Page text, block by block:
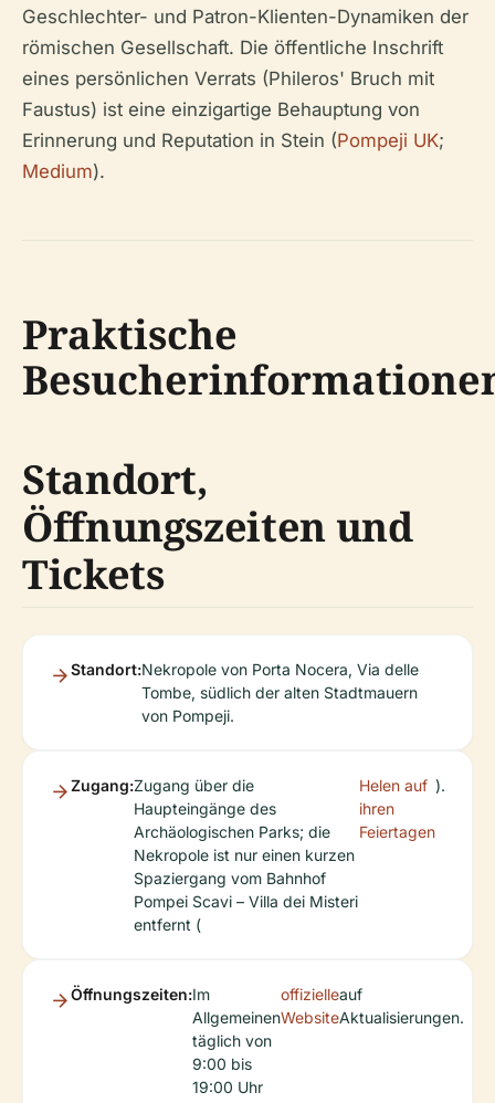
Geschlechter- und Patron-Klienten-Dynamiken der
römischen Gesellschaft. Die öffentliche Inschrift
eines persönlichen Verrats (Phileros' Bruch mit
Faustus) ist eine einzigartige Behauptung von
Erinnerung und Reputation in Stein (Pompeji UK;
Medium).
Praktische
Standort,
Öffnungszeiten und
Tickets
Standort:Nekropole von Porta Nocera, Via delle
Tombe, südlich der alten Stadtmauern
von Pompeji.
Zugang:Zugang über die
Haupteingänge des
Archäologischen Parks; die
Nekropole ist nur einen kurzen
Spaziergang vom Bahnhof
Pompei Scavi – Villa dei Misteri
entfernt (
Helen auf
ihren
Feiertagen
).
Öffnungszeiten:Im
Allgemeinen
täglich von
9:00 bis
19:00 Uhr
offizielle
Website
auf
Aktualisierungen.